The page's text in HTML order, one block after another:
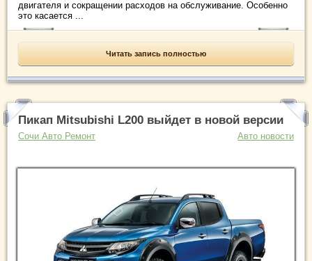
двигателя и сокращении расходов на обслуживание. Особенно
это касается ...
Читать запись полностью
Пикап Mitsubishi L200 выйдет в новой версии
Сочи Авто Ремонт Авто новости